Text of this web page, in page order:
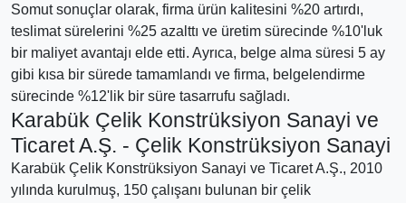
Somut sonuçlar olarak, firma ürün kalitesini %20 artırdı,
teslimat sürelerini %25 azalttı ve üretim sürecinde %10'luk
bir maliyet avantajı elde etti. Ayrıca, belge alma süresi 5 ay
gibi kısa bir sürede tamamlandı ve firma, belgelendirme
sürecinde %12'lik bir süre tasarrufu sağladı.
Karabük Çelik Konstrüksiyon Sanayi ve
Ticaret A.Ş. - Çelik Konstrüksiyon Sanayi
Karabük Çelik Konstrüksiyon Sanayi ve Ticaret A.Ş., 2010
yılında kurulmuş, 150 çalışanı bulunan bir çelik